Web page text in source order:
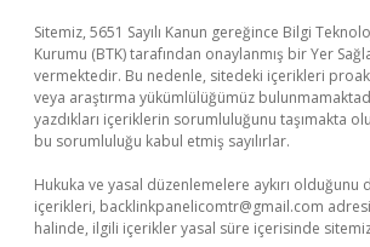
Sitemiz, 5651 Sayılı Kanun gereğince Bilgi
Kurumu (BTK) tarafından onaylanmış bir Yer
vermektedir. Bu nedenle, sitedeki içerikleri
veya araştırma yükümlülüğümüz
yazdıkları içeriklerin sorumluluğunu taşımakta
bu sorumluluğu kabul etmiş sayılırlar.
Hukuka ve yasal düzenlemelere aykırı olduğunu
içerikleri, backlinkpanelicomtr@gmail.com
halinde, ilgili içerikler yasal süre içerisinde